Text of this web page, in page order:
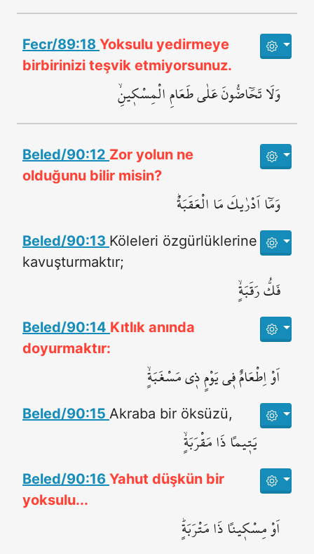
Fecr/89:18 Yoksulu yedirmeye
birbirinizi teşvik etmiyorsunuz.
وَلَا تَحَٓاضُّونَ عَلٰى طَعَامِ الْمِسْك۪ينِۙ
Beled/90:12 Zor yolun ne
olduğunu bilir misin?
وَمَٓا اَدْرٰيكَ مَا الْعَقَبَةُۜ
Beled/90:13 Köleleri özgürlüklerine
kavuşturmaktır;
فَكُّ رَقَبَةٍۙ
Beled/90:14 Kıtlık anında
doyurmaktır:
اَوْ اِطْعَامٌ ف۪ي يَوْمٍ ذ۪ي مَسْغَبَةٍۙ
Beled/90:15 Akraba bir öksüzü,
يَت۪يماً ذَا مَقْرَبَةٍۙ
Beled/90:16 Yahut düşkün bir
yoksulu...
اَوْ مِسْك۪يناً ذَا مَتْرَبَةٍۜ